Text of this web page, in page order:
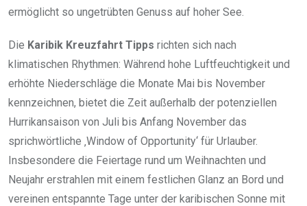
ermöglicht so ungetrübten Genuss auf hoher See.
Die Karibik Kreuzfahrt Tipps richten sich nach
klimatischen Rhythmen: Während hohe Luftfeuchtigkeit und
erhöhte Niederschläge die Monate Mai bis November
kennzeichnen, bietet die Zeit außerhalb der potenziellen
Hurrikansaison von Juli bis Anfang November das
sprichwörtliche ‚Window of Opportunity‘ für Urlauber.
Insbesondere die Feiertage rund um Weihnachten und
Neujahr erstrahlen mit einem festlichen Glanz an Bord und
vereinen entspannte Tage unter der karibischen Sonne mit